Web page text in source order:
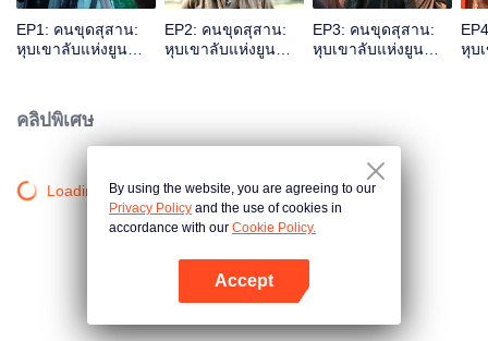
EP1: คนขุดสุสาน:
หุบเขาลับแห่งยูน
EP2: คนขุดสุสาน:
หุบเขาลับแห่งยูน
EP3: คนขุดสุสาน:
หุบเขาลับแห่งยูน
หุบ
คลิปพิเศษ
Loading…By using the website, you are agreeing to our
Privacy Policy and the use of cookies in
accordance with our Cookie Policy.
Accept